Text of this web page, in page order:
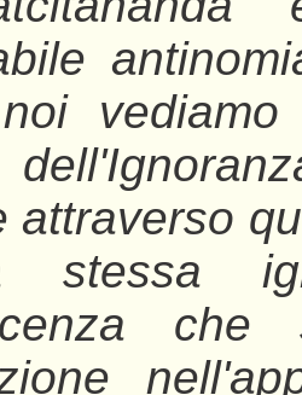
attraverso
stessa